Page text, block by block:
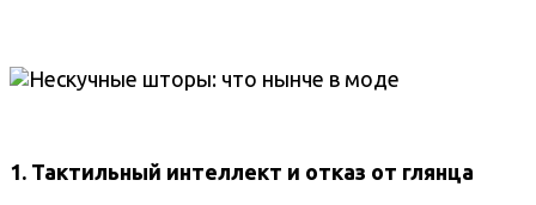
1. Тактильный интеллект и отказ от глянца